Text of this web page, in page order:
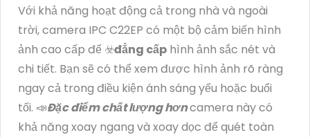
Với khả năng hoạt động cả trong nhà và ngoài
trời, camera IPC C22EP có một bộ cảm biến hình
ảnh cao cấp để ☣️đẳng cấp hình ảnh sắc nét và
chi tiết. Bạn sẽ có thể xem được hình ảnh rõ ràng
ngay cả trong điều kiện ánh sáng yếu hoặc buổi
tối. 📣Đặc điểm chất lượng hơncamera này có
khả năng xoay ngang và xoay dọc để quét toàn